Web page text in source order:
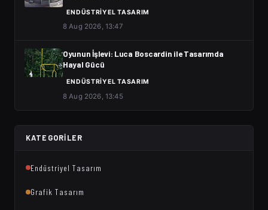
ENDÜSTRIYEL TASARIM
8 Aug 2026, 13:47
Oyunun İşlevi: Luca Boscardin ile Tasarımda
Hayal Gücü
ENDÜSTRIYEL TASARIM
8 Aug 2026, 13:45
KATEGORILER
Endüstriyel Tasarım
Grafik Tasarım